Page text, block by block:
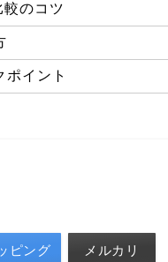
のコツ
イント
ピング メルカリ